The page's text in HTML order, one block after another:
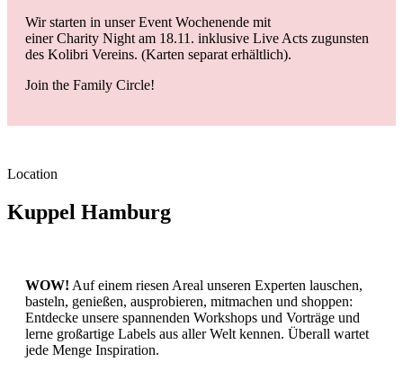
Wir starten in unser Event Wochenende mit
einer Charity Night am 18.11. inklusive Live Acts zugunsten
des Kolibri Vereins. (Karten separat erhältlich).
Join the Family Circle!
Location
Kuppel Hamburg
WOW! Auf einem riesen Areal unseren Experten lauschen,
basteln, genießen, ausprobieren, mitmachen und shoppen:
Entdecke unsere spannenden Workshops und Vorträge und
lerne großartige Labels aus aller Welt kennen. Überall wartet
jede Menge Inspiration.